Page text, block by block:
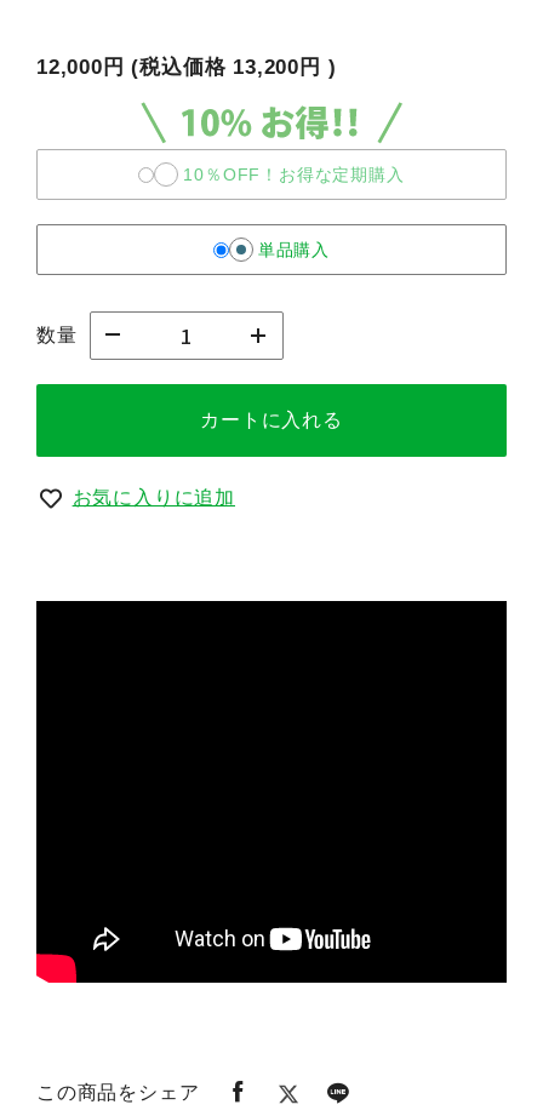
12,000円 (税込価格 13,200円 )
単品購入
10％OFF！お得な定期購入
数量
カートに入れる
お気に入りに追加
この商品をシェア